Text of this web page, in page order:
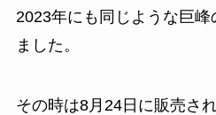
2023年にも同じような巨
ました。
その時は8月24日に販売さ